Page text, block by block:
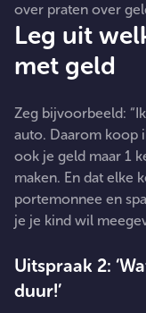
over praten over
Leg uit
met geld
Zeg bijvoorbeeld:
auto. Daarom koop
ook je geld maar 1
maken. En dat elke
portemonnee en
je je kind wil
Uitspraak 2:
duur!’